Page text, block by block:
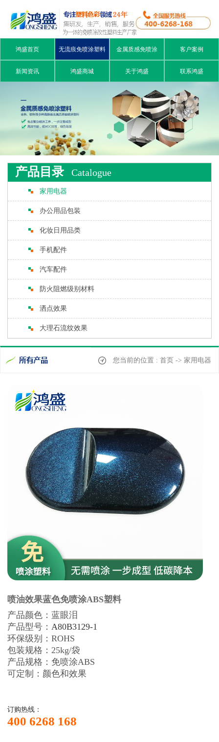
鸿盛首页 无流痕免喷涂塑料 金属质感免喷涂 客户案例
新闻资讯 鸿盛商城 关于鸿盛 联系鸿盛
产品目录 Catalogue
家用电器
办公用品包装
化妆日用品类
手机配件
汽车配件
防火阻燃级别材料
洒点效果
大理石流纹效果
您当前的位置 : 首页 -> 家用电器
喷油效果蓝色免喷涂ABS塑料
产品颜色：蓝眼泪
产品型号： A80B3129-1
环保级别： ROHS
包装规格：25kg/袋
产品规格：免喷涂ABS
可定制：颜色和效果
订购热线：
400 6268 168